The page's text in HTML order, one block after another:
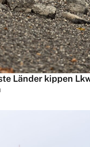
Länder kippen